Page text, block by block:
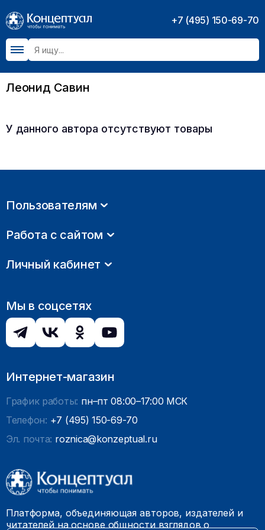
+7 (495) 150-69-70
Леонид Савин
У данного автора отсутствуют товары
Пользователям
Работа с сайтом
Личный кабинет
Мы в соцсетях
Интернет-магазин
График работы: пн–пт 08:00–17:00 МСК
Телефон: +7 (495) 150-69-70
Эл. почта: roznica@konzeptual.ru
Платформа, объединяющая авторов, издателей и
читателей на основе общности взглядов о